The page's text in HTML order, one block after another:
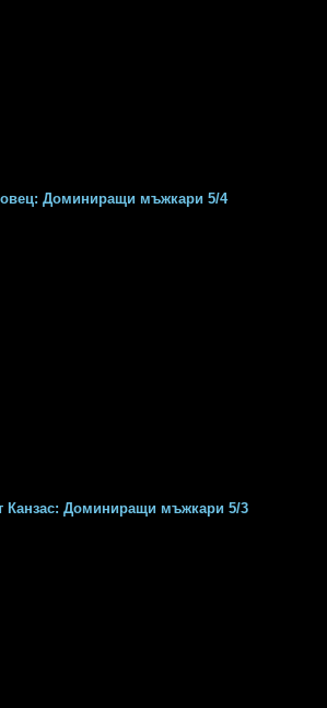
Доминиращи мъжкари 5/4
Канзас: Доминиращи мъжкари 5/3